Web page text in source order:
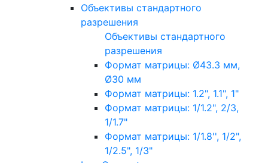
Объективы стандартного
разрешения
Объективы стандартного
разрешения
Формат матрицы: Ø43.3 мм,
Ø30 мм
Формат матрицы: 1.2", 1.1", 1"
Формат матрицы: 1/1.2", 2/3,
1/1.7"
Формат матрицы: 1/1.8'', 1/2",
1/2.5", 1/3"